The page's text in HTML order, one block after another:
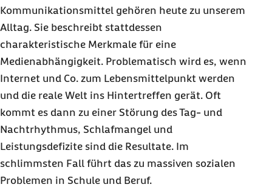
Kommunikationsmittel gehören heute zu unserem
Alltag. Sie beschreibt stattdessen
charakteristische Merkmale für eine
Medienabhängigkeit. Problematisch wird es, wenn
Internet und Co. zum Lebensmittelpunkt werden
und die reale Welt ins Hintertreffen gerät. Oft
kommt es dann zu einer Störung des Tag- und
Nachtrhythmus, Schlafmangel und
Leistungsdefizite sind die Resultate. Im
schlimmsten Fall führt das zu massiven sozialen
Problemen in Schule und Beruf.